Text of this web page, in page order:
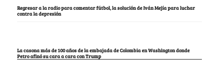
Regresar a la radio para comentar fútbol, la solución de Iván Mejía para luchar
contra la depresión
La casona más de 100 años de la embajada de Colombia en Washington donde
Petro afinó su cara a cara con Trump